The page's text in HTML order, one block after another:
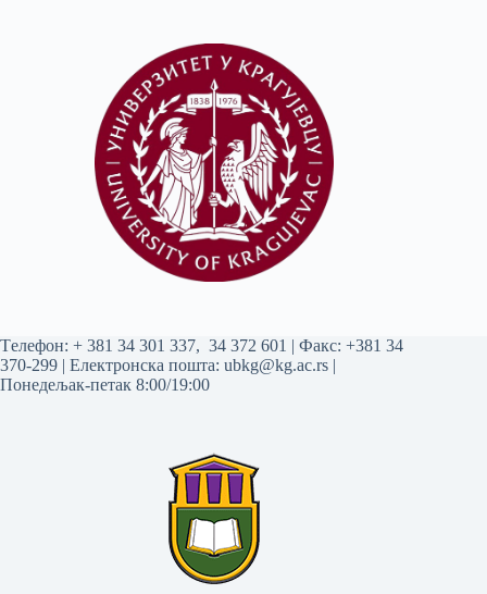
Tелефон: + 381 34 301 337, 34 372 601 | Факс: +381 34
370-299 | Електронска пошта: ubkg@kg.ac.rs |
Понедељак-петак 8:00/19:00